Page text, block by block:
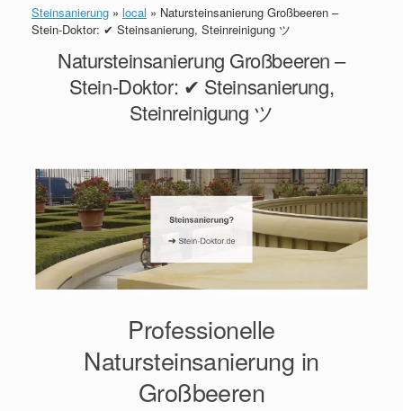
Steinsanierung » local » Natursteinsanierung Großbeeren –
Stein-Doktor: ✔ Steinsanierung, Steinreinigung ツ
Natursteinsanierung Großbeeren –
Stein-Doktor: ✔ Steinsanierung,
Steinreinigung ツ
Professionelle
Natursteinsanierung in
Großbeeren